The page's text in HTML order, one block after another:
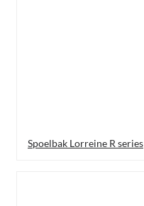
Spoelbak Lorreine R series